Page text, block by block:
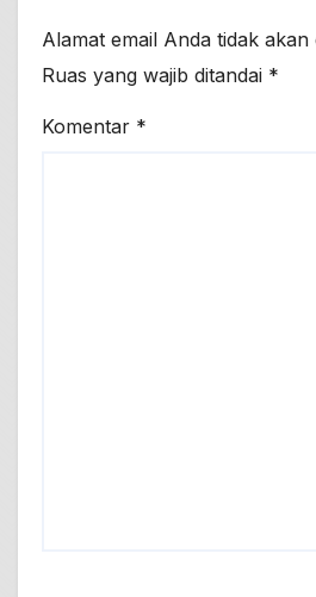
Alamat email Anda tidak akan
Ruas yang wajib ditandai *
Komentar *